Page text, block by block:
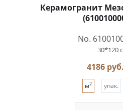
Керамогранит
No.
30*120
4186
м2 упак.